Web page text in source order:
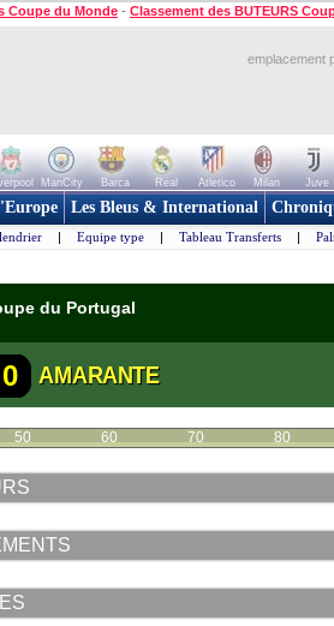
Coupe du Monde - Classement des BUTEURS
emplacement
ManCity Barca Real Atletico Milan Juve
Les Bleus & International
| Equipe type | Tableau Transferts |
du Portugal
0 AMARANTE
50 60 70 80